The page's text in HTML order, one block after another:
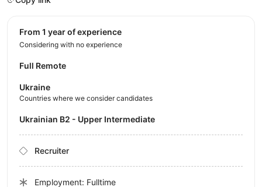
from 1 year of experience
Considering with no experience
Full Remote
Ukraine
Countries where we consider candidates
Ukrainian B2 - Upper Intermediate
Recruiter
Employment: Fulltime